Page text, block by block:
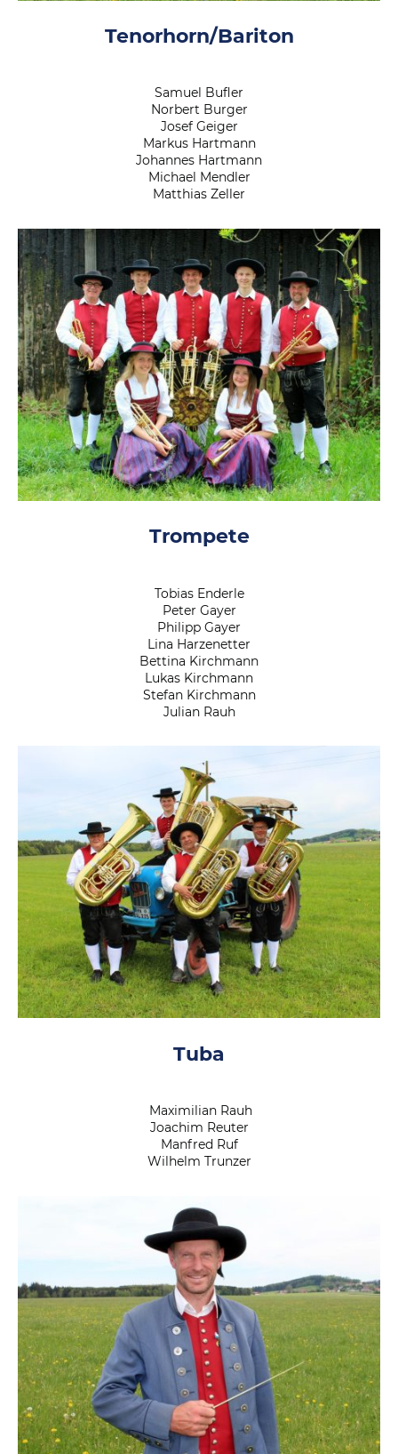
Tenorhorn/Bariton
Samuel Bufler
Norbert Burger
Josef Geiger
Markus Hartmann
Johannes Hartmann
Michael Mendler
Matthias Zeller
Trompete
Tobias Enderle
Peter Gayer
Philipp Gayer
Lina Harzenetter
Bettina Kirchmann
Lukas Kirchmann
Stefan Kirchmann
Julian Rauh
Tuba
Maximilian Rauh
Joachim Reuter
Manfred Ruf
Wilhelm Trunzer